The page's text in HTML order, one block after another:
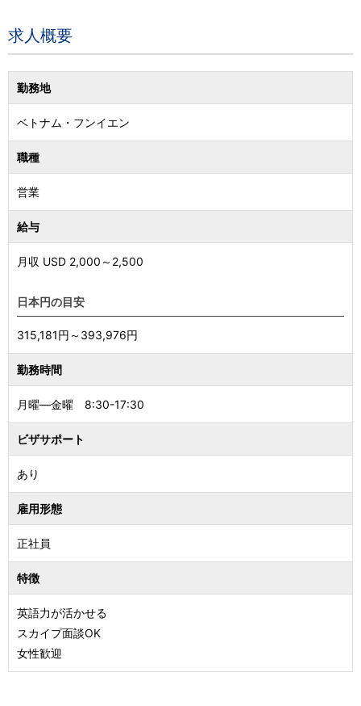
求人概要
勤務地
ベトナム ・ フンイエン
職種
営業
給与
月収 USD 2,000 ～ 2,500
日本円の目安
315,181円～393,976円
勤務時間
月曜―金曜 8:30-17:30
ビザサポート
あり
雇用形態
正社員
特徴
英語力が活かせる
スカイプ面談OK
女性歓迎